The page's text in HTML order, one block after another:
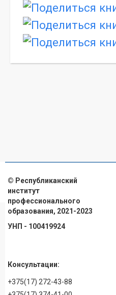
© Республиканский
институт
профессионального
образования, 2021-2023
УНП - 100419924
Консультации:
+375(17) 272-43-88